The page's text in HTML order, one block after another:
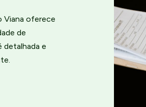
Viana oferece
de
detalhada e